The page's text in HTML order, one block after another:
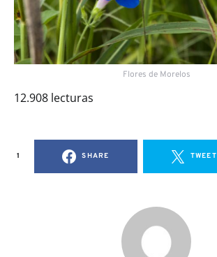
Flores de Morelos
12.908 lecturas
1 SHARE TWEET